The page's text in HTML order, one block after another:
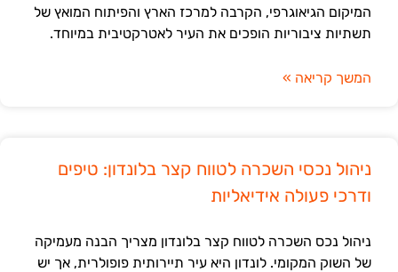
המיקום הגיאוגרפי, הקרבה למרכז הארץ והפיתוח המואץ של
תשתיות ציבוריות הופכים את העיר לאטרקטיבית במיוחד.
המשך קריאה »
ניהול נכסי השכרה לטווח קצר בלונדון: טיפים
ודרכי פעולה אידיאליות
ניהול נכס השכרה לטווח קצר בלונדון מצריך הבנה מעמיקה
של השוק המקומי. לונדון היא עיר תיירותית פופולרית, אך יש